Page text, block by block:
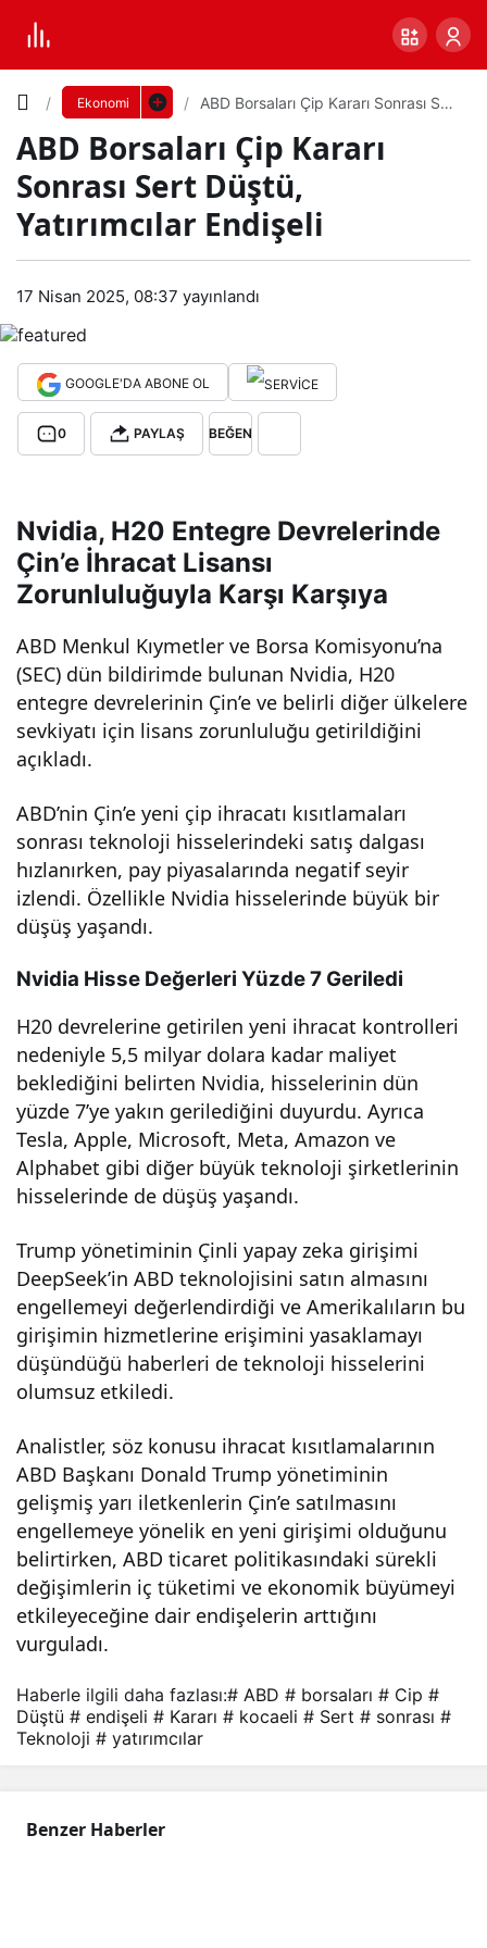
Ekonomi
ABD Borsaları Çip Kararı Sonrası Sert
ABD Borsaları Çip Kararı
Sonrası Sert Düştü,
Yatırımcılar Endişeli
17 Nisan 2025, 08:37 yayınlandı
GOOGLE'DA ABONE OL
0 PAYLAŞ BEĞEN
Nvidia, H20 Entegre Devrelerinde
Çin’e İhracat Lisansı
Zorunluluğuyla Karşı Karşıya
ABD Menkul Kıymetler ve Borsa Komisyonu’na
(SEC) dün bildirimde bulunan Nvidia, H20
entegre devrelerinin Çin’e ve belirli diğer ülkelere
sevkiyatı için lisans zorunluluğu getirildiğini
açıkladı.
ABD’nin Çin’e yeni çip ihracatı kısıtlamaları
sonrası teknoloji hisselerindeki satış dalgası
hızlanırken, pay piyasalarında negatif seyir
izlendi. Özellikle Nvidia hisselerinde büyük bir
düşüş yaşandı.
Nvidia Hisse Değerleri Yüzde 7 Geriledi
H20 devrelerine getirilen yeni ihracat kontrolleri
nedeniyle 5,5 milyar dolara kadar maliyet
beklediğini belirten Nvidia, hisselerinin dün
yüzde 7’ye yakın gerilediğini duyurdu. Ayrıca
Tesla, Apple, Microsoft, Meta, Amazon ve
Alphabet gibi diğer büyük teknoloji şirketlerinin
hisselerinde de düşüş yaşandı.
Trump yönetiminin Çinli yapay zeka girişimi
DeepSeek’in ABD teknolojisini satın almasını
engellemeyi değerlendirdiği ve Amerikalıların bu
girişimin hizmetlerine erişimini yasaklamayı
düşündüğü haberleri de teknoloji hisselerini
olumsuz etkiledi.
Analistler, söz konusu ihracat kısıtlamalarının
ABD Başkanı Donald Trump yönetiminin
gelişmiş yarı iletkenlerin Çin’e satılmasını
engellemeye yönelik en yeni girişimi olduğunu
belirtirken, ABD ticaret politikasındaki sürekli
değişimlerin iç tüketimi ve ekonomik büyümeyi
etkileyeceğine dair endişelerin arttığını
vurguladı.
AB
Bor
sala
Çip
Kar
arı
Son
rası
Sert
Düş
tü,
rımc
ılar
Endi
Yazı
Boyutunu
Ayarla
Varsayılana
0 PAYLAŞ
Haberle ilgili daha fazlası:# ABD # borsaları # Cip #
Düştü # endişeli # Kararı # kocaeli # Sert # sonrası #
Teknoloji # yatırımcılar
Benzer Haberler